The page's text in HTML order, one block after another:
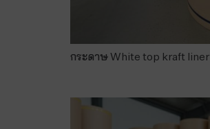
กระดาษ White top kraft liner